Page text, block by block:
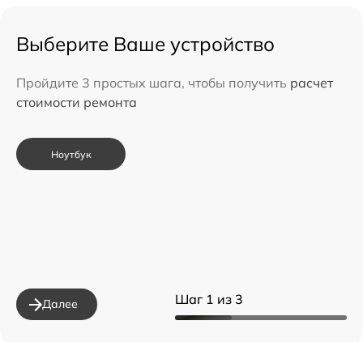
Шаг 1 из 3
Выберите Ваше устройство
Пройдите 3 простых шага, чтобы получить расчет
стоимости ремонта
Ноутбук
Далее